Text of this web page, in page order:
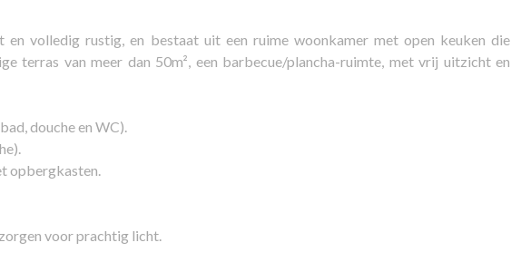
en volledig rustig, en bestaat uit een ruime woonkamer met open keuken die
terras van meer dan 50m², een barbecue/plancha-ruimte, met vrij uitzicht en
douche en WC).
opbergkasten.
voor prachtig licht.